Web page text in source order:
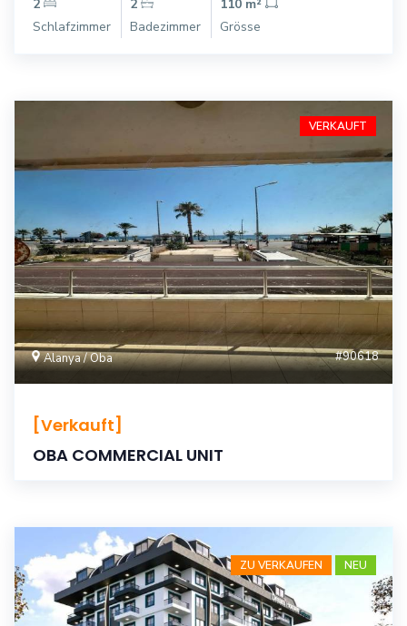
2
Schlafzimmer
2
Badezimmer
110 m²
Grösse
VERKAUFT
Alanya / Oba #90618
[Verkauft]
OBA COMMERCIAL UNIT
ZU VERKAUFEN NEU